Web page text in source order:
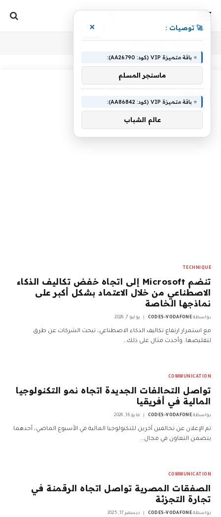
اتجاه
TECHNIQUE
تنضم Microsoft إلى اتجاه خفض تكاليف الذكاء
الاصطناعي من خلال الاعتماد بشكل أكبر على
نماذجها الخاصة
بواسطة CODES-VODAFONE يوليو 7, 2026
مع استمرار ارتفاع تكاليف الذكاء الاصطناعي، تبحث الشركات عن طرق
لتقليصها. وأحدث مثال على ذلك…
COMMUNICATION
تواصل التحالفات الجديدة اتجاه نمو التكنولوجيا
المالية في أفريقيا
بواسطة CODES-VODAFONE مايو 16, 2026
تم الإعلان عن تحالفين آخرين للتكنولوجيا المالية في الأسبوع الماضي، أحدهما
يتضمن التعاون في مجال…
COMMUNICATION
الصفقات المصرية تواصل اتجاه الرقمنة في
تجارة التجزئة
بواسطة CODES-VODAFONE ديسمبر 17, 2025
🚀 توصيات : ×
⭐ باقة متميزة VIP (كود: AA26790):
ماسنجر المسلم
⭐ باقة متميزة VIP (كود: AA86842):
عالم الشباب